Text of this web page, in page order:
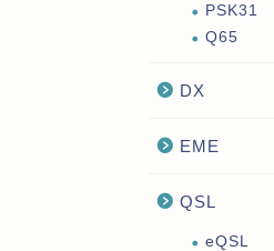
PSK31
Q65
DX
EME
QSL
eQSL